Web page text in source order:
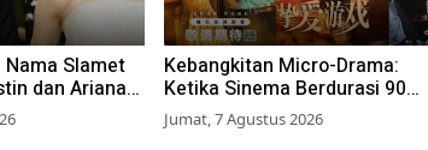
Nama Slamet
dan Ariana
Kebangkitan Micro-Drama:
Ketika Sinema Berdurasi 90
Detik Justru Menggeser Layar
Lebar
Jumat, 7 Agustus 2026